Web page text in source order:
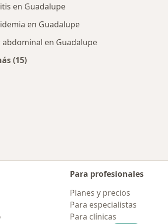
en Guadalupe
en Guadalupe
abdominal en Guadalupe
(15)
Más en esta categoría: Enfermedades
Para profesionales
Planes y precios
Para especialistas
Para clínicas